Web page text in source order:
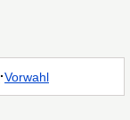
·Vorwahl